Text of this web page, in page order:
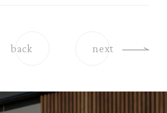
back next